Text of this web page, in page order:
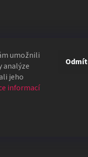
umožnili
analýze
jeho
informacíčas si přeje a
uhádnete, jaký čas si